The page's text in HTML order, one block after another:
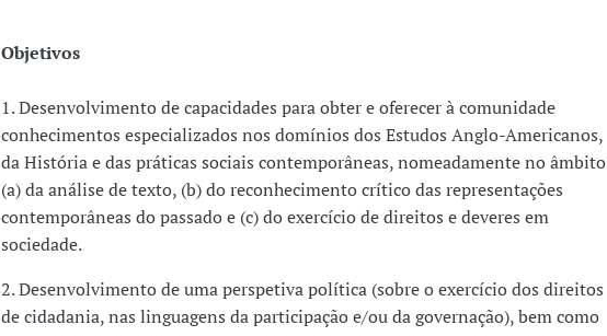
Objetivos
1. Desenvolvimento de capacidades para obter e oferecer à comunidade
conhecimentos especializados nos domínios dos Estudos Anglo-Americanos,
da História e das práticas sociais contemporâneas, nomeadamente no âmbito
(a) da análise de texto, (b) do reconhecimento crítico das representações
contemporâneas do passado e (c) do exercício de direitos e deveres em
sociedade.
2. Desenvolvimento de uma perspetiva política (sobre o exercício dos direitos
de cidadania, nas linguagens da participação e/ou da governação), bem como